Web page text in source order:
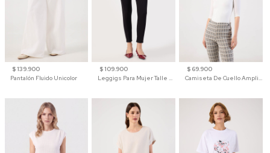
$ 139.900
Pantalón Fluido Unicolor
$ 109.900
Leggigs Para Mujer Talle Alto Liso
$ 69.900
Camiseta De Cuello Amplio Y Manga 3/4 Para Mujer